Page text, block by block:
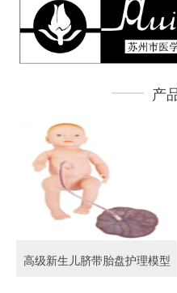
产
高级新生儿脐带胎盘护理模型